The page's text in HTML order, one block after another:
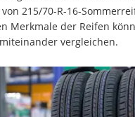
215/70-R-16-
Merkmale der Reifen
vergleichen.